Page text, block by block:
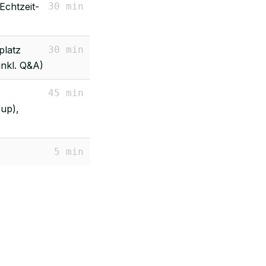
30 min
Q&A)
30 min
45 min
5 min